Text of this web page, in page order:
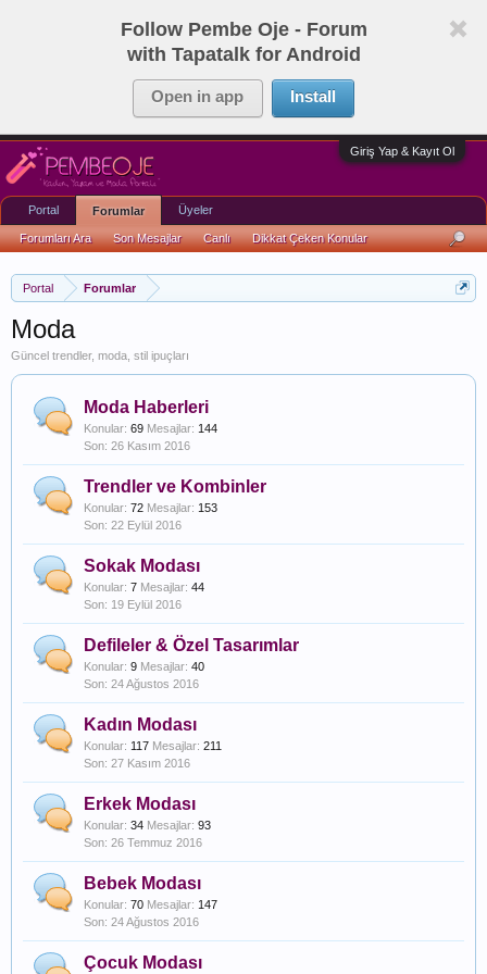
Follow Pembe Oje - Forum
with Tapatalk for Android
Open in app Install
Giriş Yap & Kayıt Ol
Portal Forumlar
Moda
Güncel trendler, moda, stil ipuçları
Moda Haberleri
Konular: 69 Mesajlar: 144
26 Kasım 2016
Trendler ve Kombinler
Konular: 72 Mesajlar: 153
22 Eylül 2016
Sokak Modası
Konular: 7 Mesajlar: 44
19 Eylül 2016
Defileler & Özel Tasarımlar
Konular: 9 Mesajlar: 40
24 Ağustos 2016
Kadın Modası
Konular: 117 Mesajlar: 211
27 Kasım 2016
Erkek Modası
Konular: 34 Mesajlar: 93
26 Temmuz 2016
Bebek Modası
Konular: 70 Mesajlar: 147
24 Ağustos 2016
Çocuk Modası
Portal Forumlar
Forumları Ara Son Mesajlar Canlı Dikkat Çeken Konular
Üyeler